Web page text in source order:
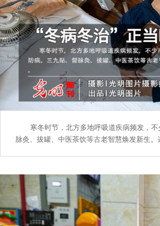
寒冬时节，北方多地呼吸道疾病频发，
脉灸、拔罐、中医茶饮等古老智慧焕发新生